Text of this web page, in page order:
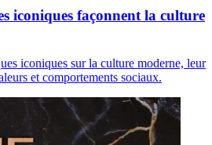
iconiques façonnent la culture
iconiques sur la culture moderne, leur
et comportements sociaux.